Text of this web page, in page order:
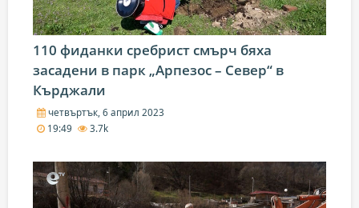
110 фиданки сребрист смърч бяха
засадени в парк „Арпезос – Север“ в
Кърджали
четвъртък, 6 април 2023
19:49
3.7k